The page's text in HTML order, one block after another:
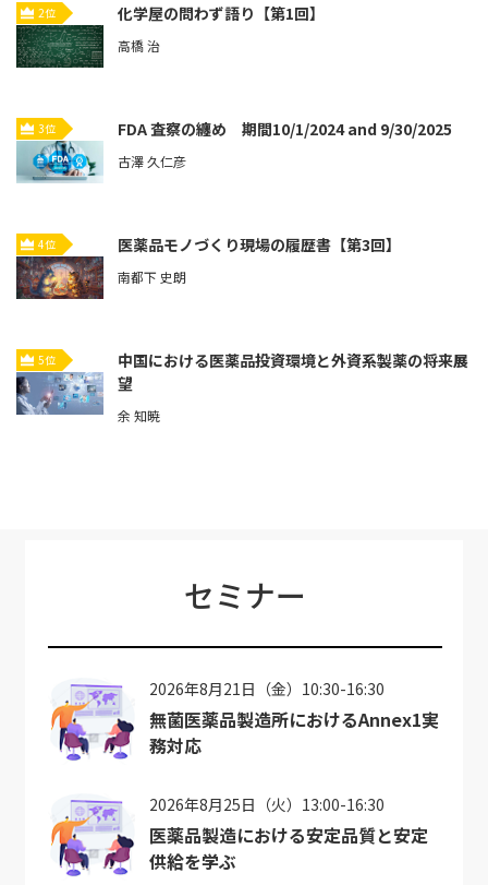
2位 化学屋の問わず語り【第1回】
高橋 治
3位 FDA 査察の纏め 期間10/1/2024 and 9/30/2025
古澤 久仁彦
4位 医薬品モノづくり現場の履歴書【第3回】
南都下 史朗
5位
中国における医薬品投資環境と外資系製薬の将来展
望
余 知暁
セミナー
2026年8月21日（金）10:30-16:30
無菌医薬品製造所におけるAnnex1実
務対応
2026年8月25日（火）13:00-16:30
医薬品製造における安定品質と安定
供給を学ぶ